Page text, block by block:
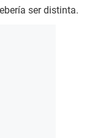
ser distinta.